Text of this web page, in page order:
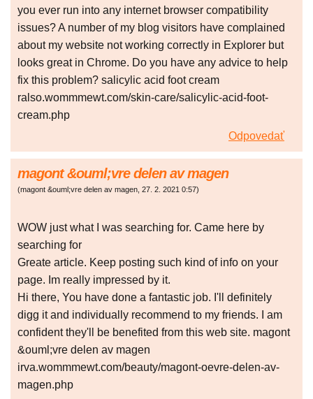
you ever run into any internet browser compatibility
issues? A number of my blog visitors have complained
about my website not working correctly in Explorer but
looks great in Chrome. Do you have any advice to help
fix this problem? salicylic acid foot cream
ralso.wommmewt.com/skin-care/salicylic-acid-foot-
cream.php
Odpovedať
magont &ouml;vre delen av magen
(magont &ouml;vre delen av magen, 27. 2. 2021 0:57)
WOW just what I was searching for. Came here by
searching for
Greate article. Keep posting such kind of info on your
page. Im really impressed by it.
Hi there, You have done a fantastic job. I'll definitely
digg it and individually recommend to my friends. I am
confident they'll be benefited from this web site. magont
&ouml;vre delen av magen
irva.wommmewt.com/beauty/magont-oevre-delen-av-
magen.php